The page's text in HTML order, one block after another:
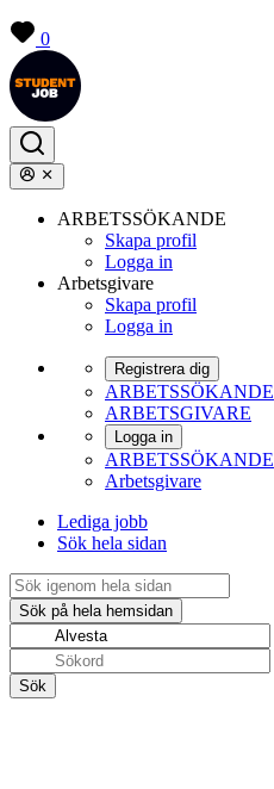
0
ARBETSSÖKANDE
Skapa profil
Logga in
Arbetsgivare
Skapa profil
Logga in
Registrera dig
ARBETSSÖKANDE
ARBETSGIVARE
Logga in
ARBETSSÖKANDE
Arbetsgivare
Lediga jobb
Sök hela sidan